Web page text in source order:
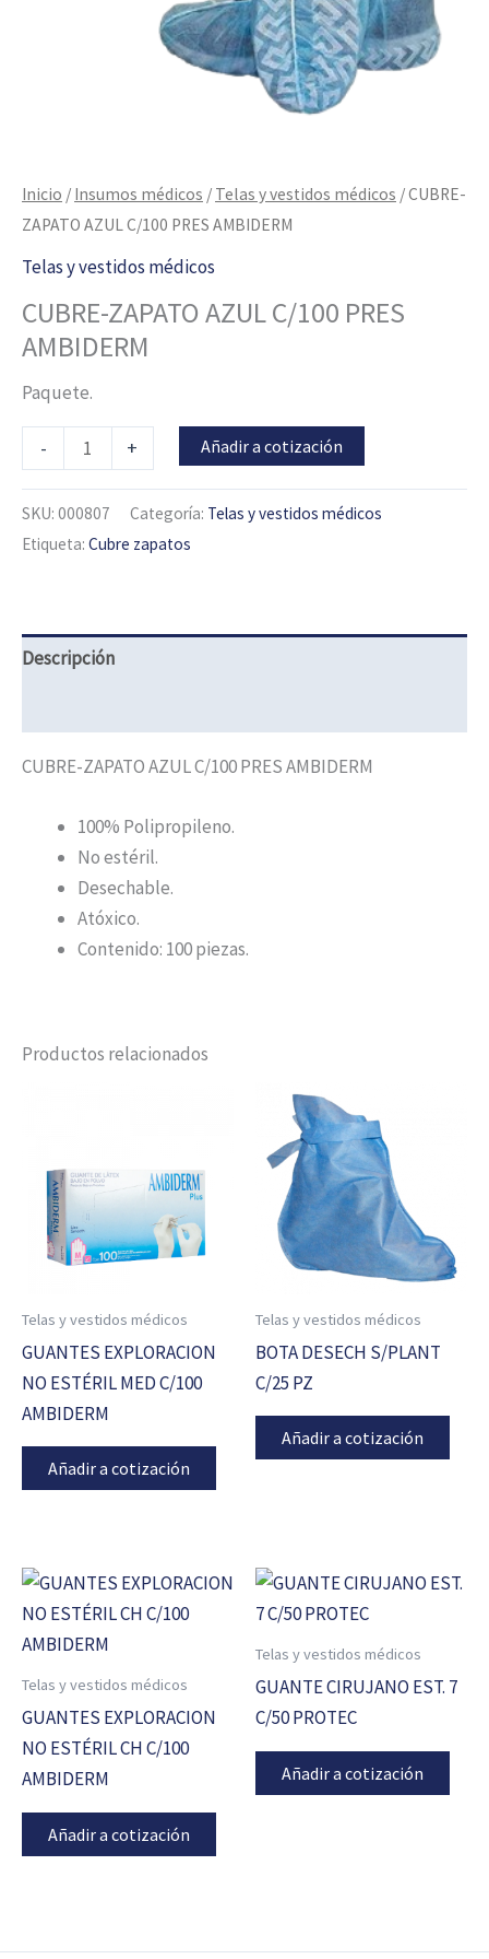
Inicio / Insumos médicos / Telas y vestidos médicos / CUBRE-
ZAPATO AZUL C/100 PRES AMBIDERM
Telas y vestidos médicos
CUBRE-ZAPATO AZUL C/100 PRES
AMBIDERM
Paquete.
- + Añadir a cotización
SKU: 000807 Categoría: Telas y vestidos médicos
Etiqueta: Cubre zapatos
Descripción
CUBRE-ZAPATO AZUL C/100 PRES AMBIDERM
100% Polipropileno.
No estéril.
Desechable.
Atóxico.
Contenido: 100 piezas.
Productos relacionados
Telas y vestidos médicos
GUANTES EXPLORACION
NO ESTÉRIL MED C/100
AMBIDERM
Añadir a cotización
Telas y vestidos médicos
BOTA DESECH S/PLANT
C/25 PZ
Añadir a cotización
Telas y vestidos médicos
GUANTES EXPLORACION
NO ESTÉRIL CH C/100
AMBIDERM
Añadir a cotización
Telas y vestidos médicos
GUANTE CIRUJANO EST. 7
C/50 PROTEC
Añadir a cotización